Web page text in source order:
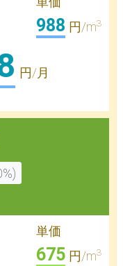
988 円/m3
円/月
単価
675円/m3